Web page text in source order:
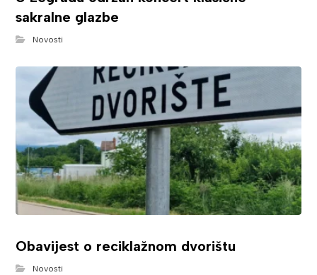
sakralne glazbe
Novosti
Obavijest o reciklažnom dvorištu
Novosti